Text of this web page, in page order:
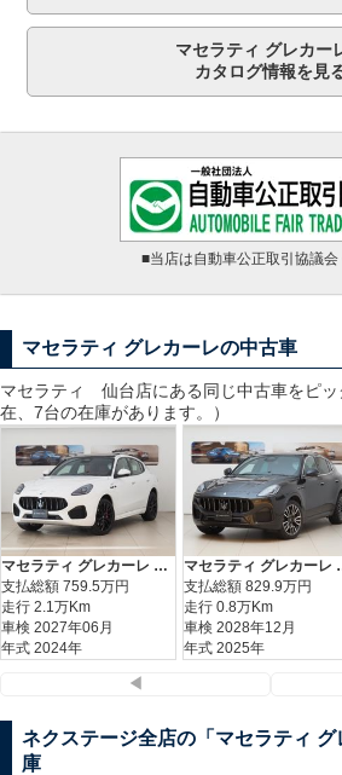
マセラティ グレカー
カタログ情報を見
■当店は自動車公正取引協議会
マセラティ グレカーレの中古車
マセラティ 仙台店にある同じ中古車をピ
在、7台の在庫があります。）
マセラティ グレカーレ インテルニ・ロッシリミテッドパッケージ
支払総額 759.5万円
走行 2.1万Km
車検 2027年06月
年式 2024年
マセラテ
支払総額 829.9万円
走行 0.8万Km
車検 2028年12月
年式 2025年
◀
ネクステージ全店の「マセラティ
庫